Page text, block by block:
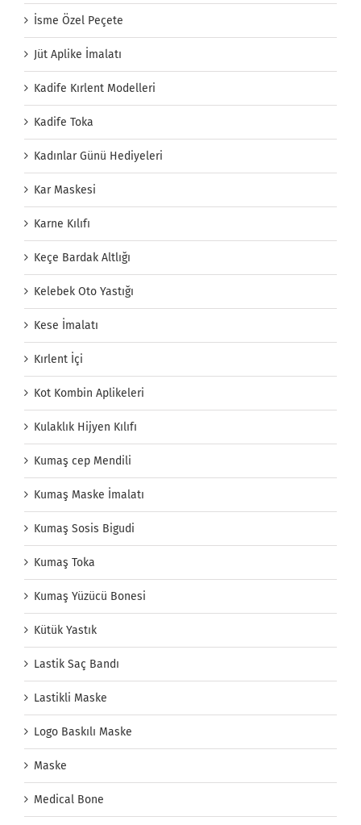
İsme Özel Peçete
Jüt Aplike İmalatı
Kadife Kırlent Modelleri
Kadife Toka
Kadınlar Günü Hediyeleri
Kar Maskesi
Karne Kılıfı
Keçe Bardak Altlığı
Kelebek Oto Yastığı
Kese İmalatı
Kırlent İçi
Kot Kombin Aplikeleri
Kulaklık Hijyen Kılıfı
Kumaş cep Mendili
Kumaş Maske İmalatı
Kumaş Sosis Bigudi
Kumaş Toka
Kumaş Yüzücü Bonesi
Kütük Yastık
Lastik Saç Bandı
Lastikli Maske
Logo Baskılı Maske
Maske
Medical Bone